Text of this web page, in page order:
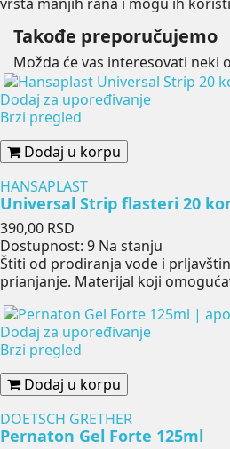
Takođe preporučujemo
Možda će vas interesovati neki
Dodaj za upoređivanje
Brzi pregled
Dodaj u korpu
HANSAPLAST
Universal Strip flasteri 20
Cena
390,00 RSD
Dostupnost: 9 Na stanju
Štiti od prodiranja vode i
prianjanje. Materijal koji
Dodaj za upoređivanje
Brzi pregled
Dodaj u korpu
DOETSCH GRETHER
Pernaton Gel Forte 125ml